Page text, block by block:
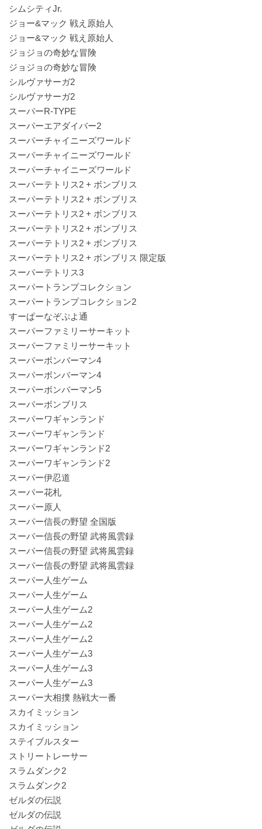
シムシティJr.
ジョー&マック 戦え原始人
ジョー&マック 戦え原始人
ジョジョの奇妙な冒険
ジョジョの奇妙な冒険
シルヴァサーガ2
シルヴァサーガ2
スーパーR-TYPE
スーパーエアダイバー2
スーパーチャイニーズワールド
スーパーチャイニーズワールド
スーパーチャイニーズワールド
スーパーテトリス2 + ボンブリス
スーパーテトリス2 + ボンブリス
スーパーテトリス2 + ボンブリス
スーパーテトリス2 + ボンブリス
スーパーテトリス2 + ボンブリス
スーパーテトリス2 + ボンブリス 限定版
スーパーテトリス3
スーパートランプコレクション
スーパートランプコレクション2
すーぱーなぞぷよ通
スーパーファミリーサーキット
スーパーファミリーサーキット
スーパーボンバーマン4
スーパーボンバーマン4
スーパーボンバーマン5
スーパーボンブリス
スーパーワギャンランド
スーパーワギャンランド
スーパーワギャンランド2
スーパーワギャンランド2
スーパー伊忍道
スーパー花札
スーパー原人
スーパー信長の野望 全国版
スーパー信長の野望 武将風雲録
スーパー信長の野望 武将風雲録
スーパー信長の野望 武将風雲録
スーパー人生ゲーム
スーパー人生ゲーム
スーパー人生ゲーム2
スーパー人生ゲーム2
スーパー人生ゲーム2
スーパー人生ゲーム3
スーパー人生ゲーム3
スーパー人生ゲーム3
スーパー大相撲 熱戦大一番
スカイミッション
スカイミッション
ステイブルスター
ストリートレーサー
スラムダンク2
スラムダンク2
ゼルダの伝説
ゼルダの伝説